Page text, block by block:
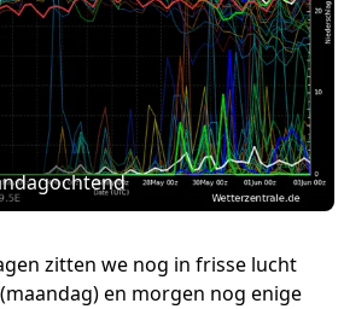
zitten we nog in frisse lucht
en morgen nog enige